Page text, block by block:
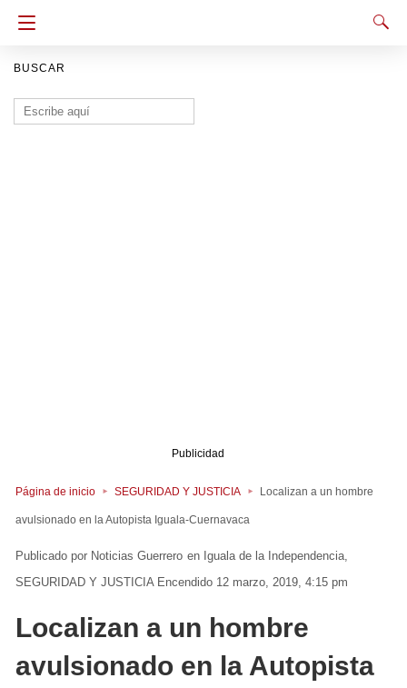
BUSCAR
Buscar:
Publicidad
Página de inicio SEGURIDAD Y JUSTICIA Localizan a un hombre
avulsionado en la Autopista Iguala-Cuernavaca
Noticias Guerrero en Iguala de la Independencia
SEGURIDAD Y JUSTICIA Encendido 12 marzo, 2019, 4:15 pm
Localizan a un hombre
avulsionado en la Autopista